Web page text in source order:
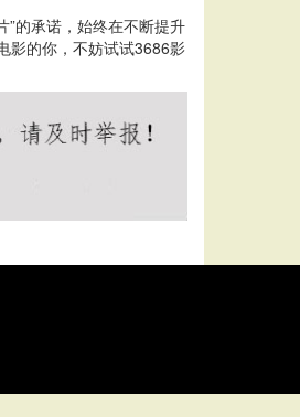
的承诺，始终在不断提升
影的你，不妨试试3686影